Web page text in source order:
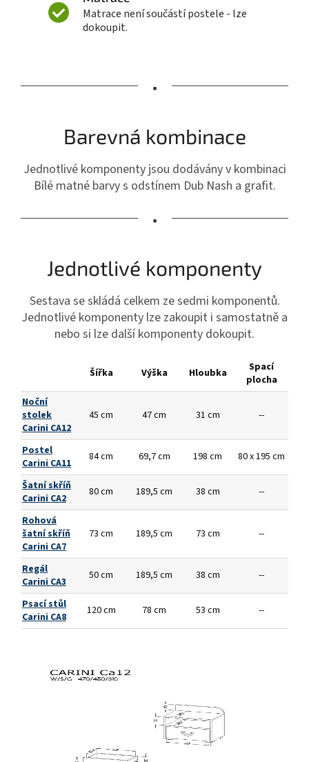
Matrace není součástí postele - lze
dokoupit.
•
Barevná kombinace
Jednotlivé komponenty jsou dodávány v kombinaci
Bílé matné barvy s odstínem Dub Nash a grafit.
•
Jednotlivé komponenty
Sestava se skládá celkem ze sedmi komponentů.
Jednotlivé komponenty lze zakoupit i samostatně a
nebo si lze další komponenty dokoupit.
Šířka Výška Hloubka
Spací
plocha
Noční
stolek
Carini CA12
45 cm 47 cm 31 cm --
Postel
Carini CA11
84 cm 69,7 cm 198 cm 80 x 195 cm
Šatní skříň
Carini CA2
80 cm 189,5 cm 38 cm --
Rohová
šatní skříň
Carini CA7
73 cm 189,5 cm 73 cm --
Regál
Carini CA3
50 cm 189,5 cm 38 cm --
Psací stůl
Carini CA8
120 cm 78 cm 53 cm --